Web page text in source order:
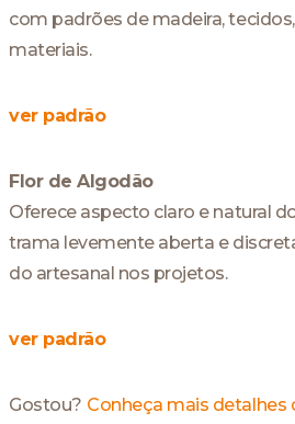
com padrões de madeira,
materiais.
ver padrão
Flor de Algodão
Oferece aspecto claro e natural
trama levemente aberta e
do artesanal nos projetos.
ver padrão
Gostou? Conheça mais detalhes